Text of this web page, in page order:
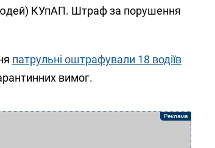
КУпАП. Штраф за порушення
патрульні оштрафували 18 водіїв
вимог.